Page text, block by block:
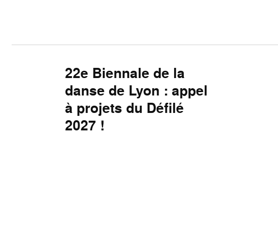
22e Biennale de la
danse de Lyon : appel
à projets du Défilé
2027 !